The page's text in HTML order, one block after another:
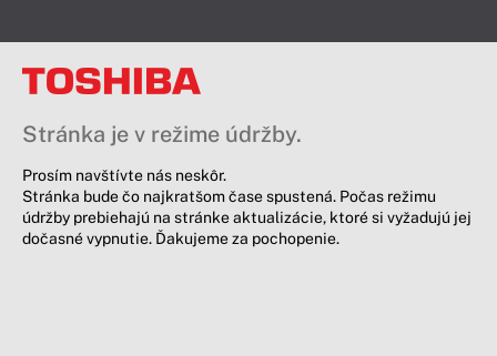
Stránka je v režime údržby.
Prosím navštívte nás neskôr.
Stránka bude čo najkratšom čase spustená. Počas režimu
údržby prebiehajú na stránke aktualizácie, ktoré si vyžadujú jej
dočasné vypnutie. Ďakujeme za pochopenie.